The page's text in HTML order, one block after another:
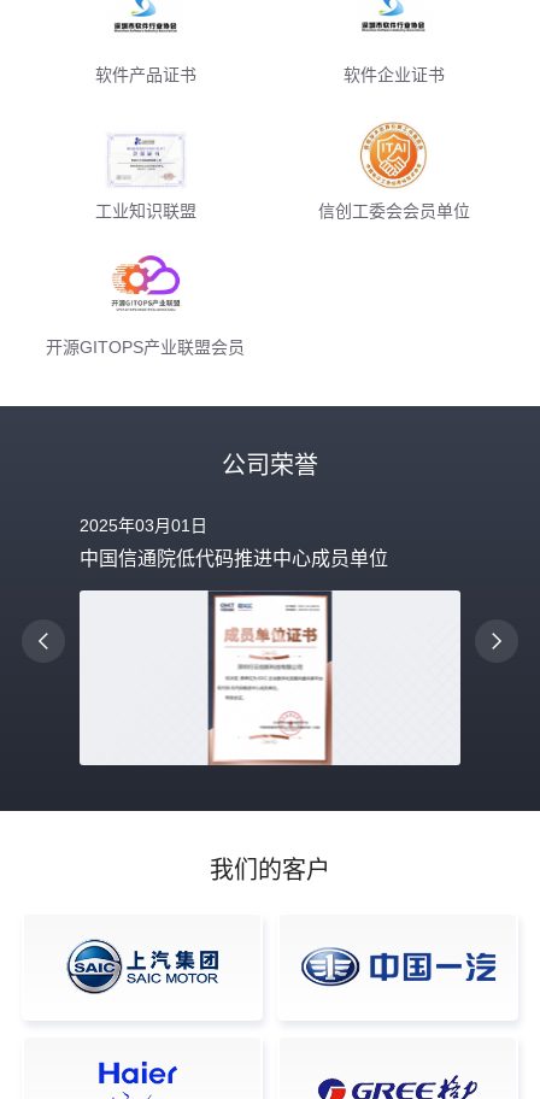
软件产品证书 软件企业证书
工业知识联盟 信创工委会会员单位
开源GITOPS产业联盟会员
公司荣誉
2025年03月01日
中国信通院低代码推进中心成员单位
我们的客户